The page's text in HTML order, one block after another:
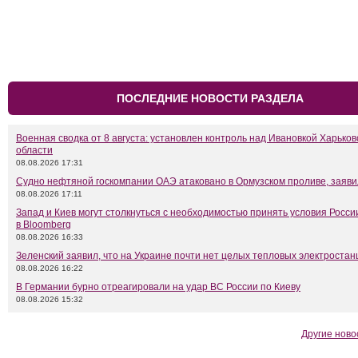
ПОСЛЕДНИЕ НОВОСТИ РАЗДЕЛА
Военная сводка от 8 августа: установлен контроль над Ивановкой
области
08.08.2026 17:31
Судно нефтяной госкомпании ОАЭ атаковано в Ормузском проливе,
08.08.2026 17:11
Запад и Киев могут столкнуться с необходимостью принять условия
в Bloomberg
08.08.2026 16:33
Зеленский заявил, что на Украине почти нет целых тепловых
08.08.2026 16:22
В Германии бурно отреагировали на удар ВС России по Киеву
08.08.2026 15:32
Другие